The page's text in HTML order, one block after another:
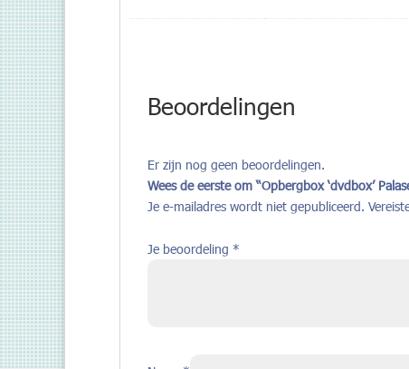
Beoordelingen
Er zijn nog geen beoordelingen.
Wees de eerste om “Opbergbox ‘dvdbox’
Je e-mailadres wordt niet gepubliceerd.
Je beoordeling *